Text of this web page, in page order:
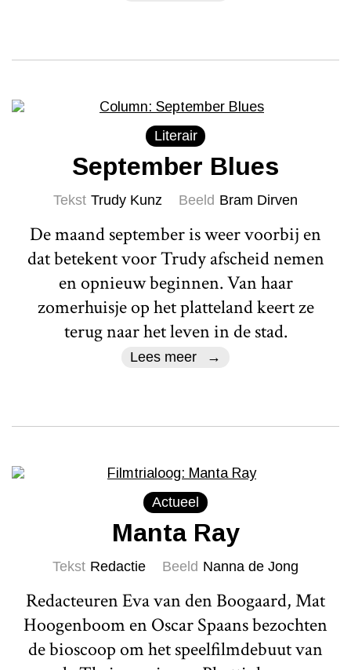
Literair
September Blues
Tekst Trudy Kunz Beeld Bram Dirven
De maand september is weer voorbij en
dat betekent voor Trudy afscheid nemen
en opnieuw beginnen. Van haar
zomerhuisje op het platteland keert ze
terug naar het leven in de stad.
Lees meer
Actueel
Manta Ray
Tekst Redactie Beeld Nanna de Jong
Redacteuren Eva van den Boogaard, Mat
Hoogenboom en Oscar Spaans bezochten
de bioscoop om het speelfilmdebuut van